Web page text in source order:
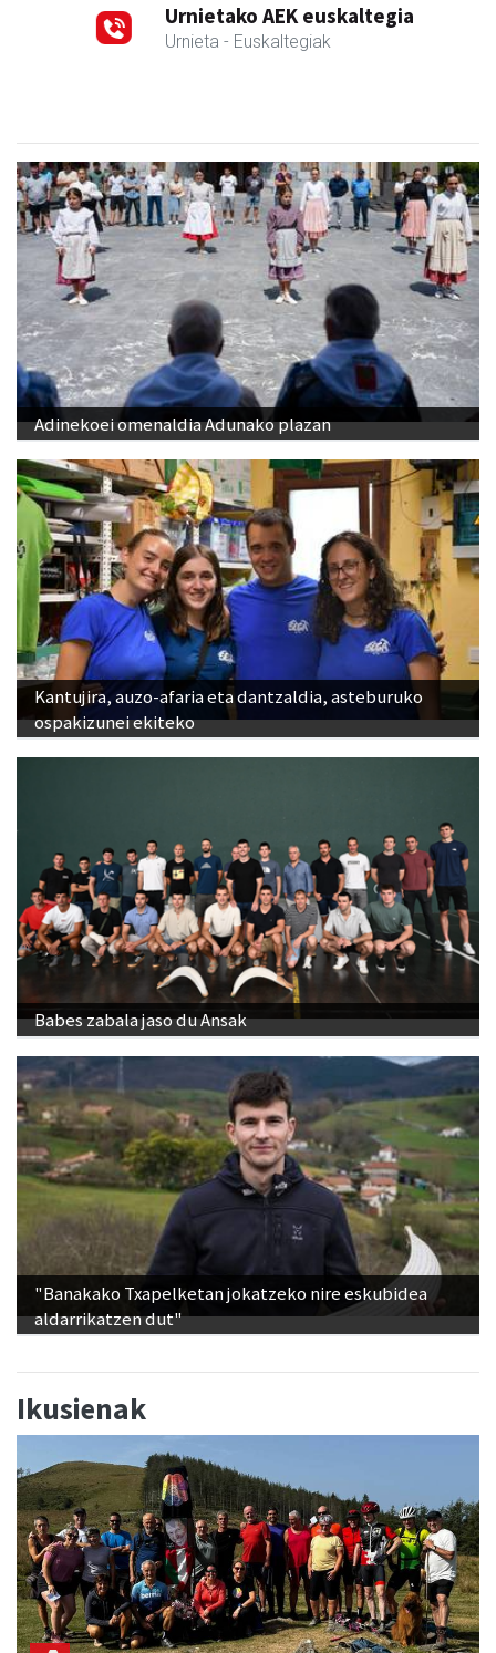
Urnietako AEK euskaltegia
- Euskaltegiak
Adinekoei omenaldia Adunako plazan
Kantujira, auzo-afaria eta dantzaldia, asteburuko
ospakizunei ekiteko
Babes zabala jaso du Ansak
"Banakako Txapelketan jokatzeko nire eskubidea
aldarrikatzen dut"
Ikusienak